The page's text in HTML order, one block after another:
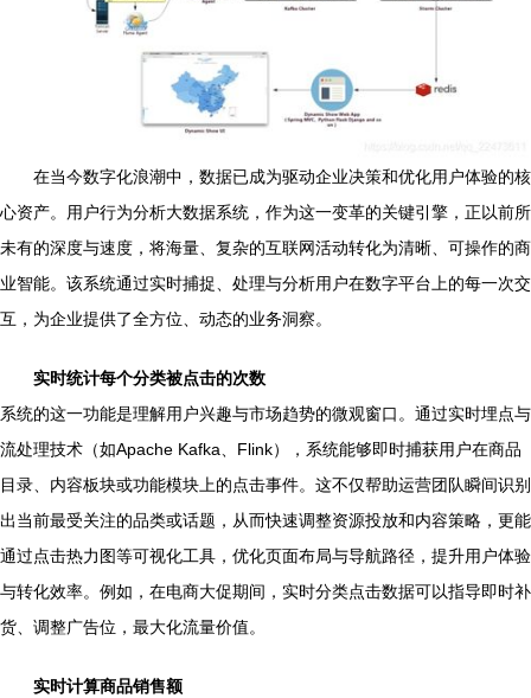
在当今数字化浪潮中，数据已成为驱动企业决策和优化用户体验的核
心资产。用户行为分析大数据系统，作为这一变革的关键引擎，正以前所
未有的深度与速度，将海量、复杂的互联网活动转化为清晰、可操作的商
业智能。该系统通过实时捕捉、处理与分析用户在数字平台上的每一次交
互，为企业提供了全方位、动态的业务洞察。
实时统计每个分类被点击的次数
系统的这一功能是理解用户兴趣与市场趋势的微观窗口。通过实时埋点与
流处理技术（如Apache Kafka、Flink），系统能够即时捕获用户在商品
目录、内容板块或功能模块上的点击事件。这不仅帮助运营团队瞬间识别
出当前最受关注的品类或话题，从而快速调整资源投放和内容策略，更能
通过点击热力图等可视化工具，优化页面布局与导航路径，提升用户体验
与转化效率。例如，在电商大促期间，实时分类点击数据可以指导即时补
货、调整广告位，最大化流量价值。
实时计算商品销售额